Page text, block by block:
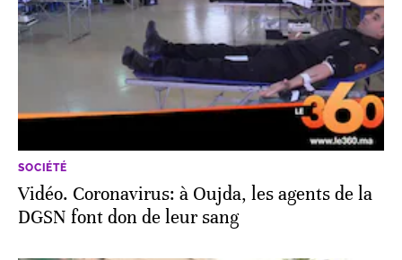
SOCIÉTÉ
Vidéo. Coronavirus: à Oujda, les agents de la
DGSN font don de leur sang